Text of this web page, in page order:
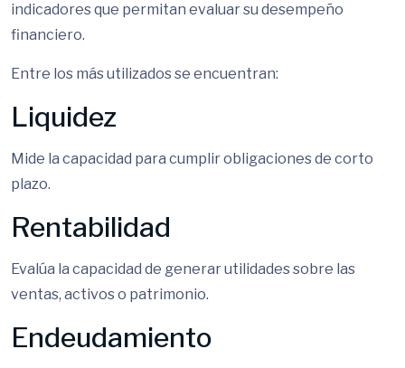
indicadores que permitan evaluar su desempeño
financiero.
Entre los más utilizados se encuentran:
Liquidez
Mide la capacidad para cumplir obligaciones de corto
plazo.
Rentabilidad
Evalúa la capacidad de generar utilidades sobre las
ventas, activos o patrimonio.
Endeudamiento